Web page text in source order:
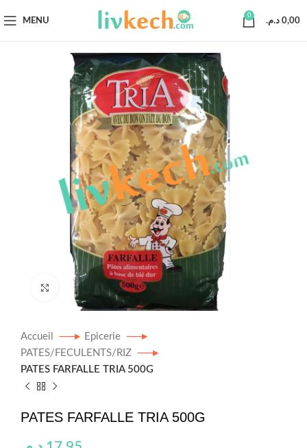
MENU
0
0,00 د.م.
Click to enlarge
Accueil
Epicerie
PATES/FECULENTS/RIZ
PATES FARFALLE TRIA 500G
PATES FARFALLE TRIA 500G